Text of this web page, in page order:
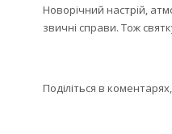
Новорічний настрій,
звичні справи. Тож
Поділіться в